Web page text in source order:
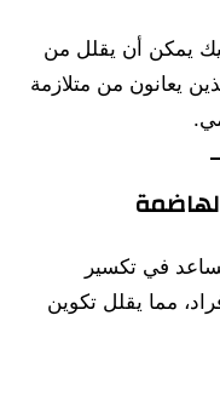
يمكن أن يقلل من
يعانون من متلازمة
في تكسير
مما يقلل تكوين